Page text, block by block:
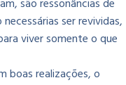
são ressonâncias de
ser revividas,
viver somente o que
boas realizações, o